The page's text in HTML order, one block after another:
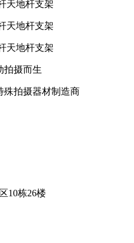
拍摄器材制造商
10栋26楼